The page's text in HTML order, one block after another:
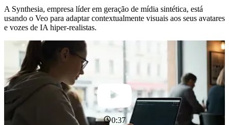
A Synthesia, empresa líder em geração de mídia sintética, está
usando o Veo para adaptar contextualmente visuais aos seus avatares
e vozes de IA hiper-realistas.
0:37